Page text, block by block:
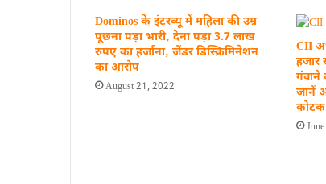
Dominos के इंटरव्यू में महिला की उम्र
पूछना पड़ा भारी‚ देना पड़ा 3.7 लाख
रुपए का हर्जाना‚ जेंडर डिस्क्रिमिनेशन
का आरोप
August 21, 2022
CII
हजार
गंवाने
जानें